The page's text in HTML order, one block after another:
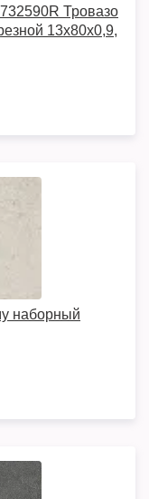
Тровазо
13x80x0,9,
наборный